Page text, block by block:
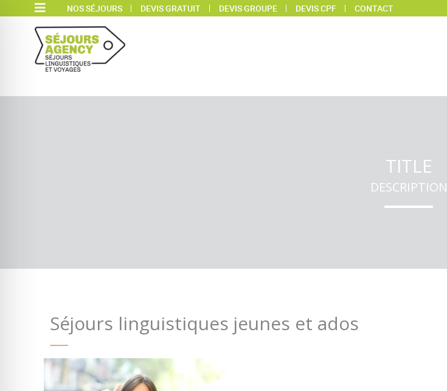
NOS SÉJOURS DEVIS GRATUIT DEVIS GROUPE DEVIS CPF CONTACT
TITLE
DESCRIPTION
Séjours linguistiques jeunes et ados